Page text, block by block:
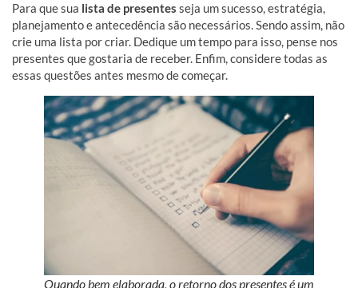
Para que sua lista de presentes seja um sucesso, estratégia,
planejamento e antecedência são necessários. Sendo assim, não
crie uma lista por criar. Dedique um tempo para isso, pense nos
presentes que gostaria de receber. Enfim, considere todas as
essas questões antes mesmo de começar.
Quando bem elaborada, o retorno dos presentes é um